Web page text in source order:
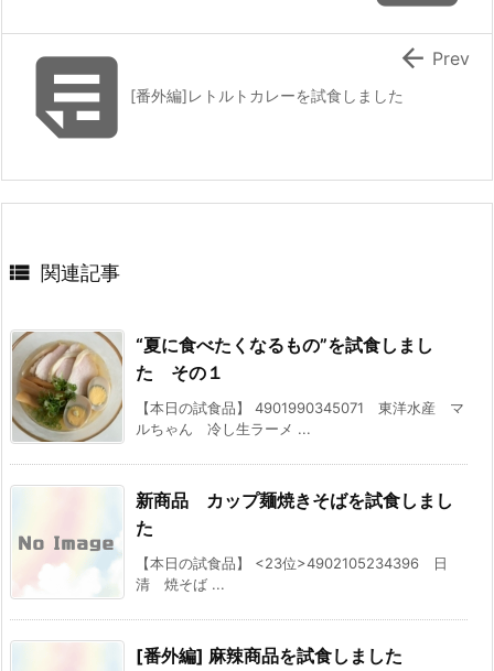
[番外編]レトルトカレーを試食しました
 Prev
 関連記事
“夏に食べたくなるもの”を試食しまし
た その１
【本日の試食品】 4901990345071 東洋水産 マ
ルちゃん 冷し生ラーメ ...
新商品 カップ麺焼きそばを試食しまし
た
【本日の試食品】 <23位>4902105234396 日
清 焼そば ...
[番外編] 麻辣商品を試食しました